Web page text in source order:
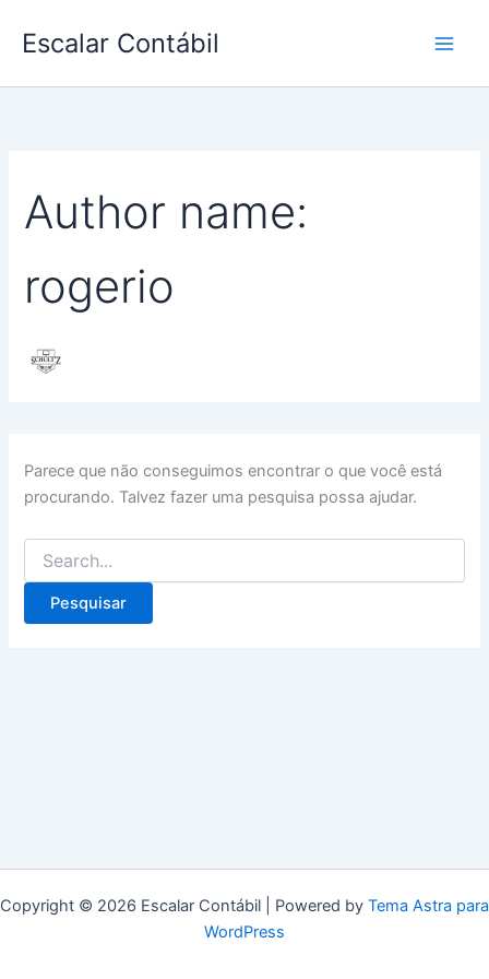
para
conteúdo
Escalar Contábil
Author name:
rogerio
Parece que não conseguimos encontrar o que você está
procurando. Talvez fazer uma pesquisa possa ajudar.
por:
Copyright © 2026 Escalar Contábil | Powered by Tema Astra para
WordPress